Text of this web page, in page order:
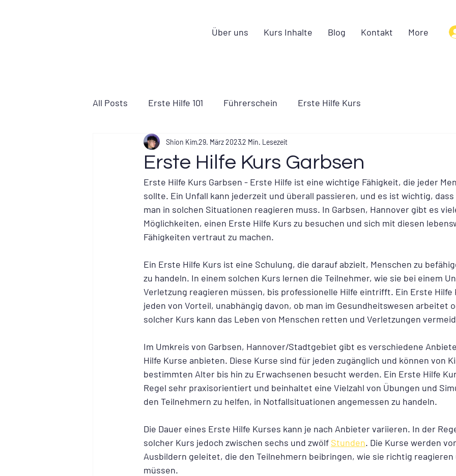
Über uns Kurs Inhalte Blog Kontakt More
All Posts Erste Hilfe 101 Führerschein Erste Hilfe Kurs
Erste Hilfe Kurs Garbsen
Shion Kim29. März 20232 Min. Lesezeit
Erste Hilfe Kurs Garbsen - Erste Hilfe ist eine wichtige Fähigkeit, die jeder
sollte. Ein Unfall kann jederzeit und überall passieren, und es ist wichtig,
man in solchen Situationen reagieren muss. In Garbsen, Hannover gibt es
Möglichkeiten, einen Erste Hilfe Kurs zu besuchen und sich mit diesen
Fähigkeiten vertraut zu machen.
Ein Erste Hilfe Kurs ist eine Schulung, die darauf abzielt, Menschen zu
zu handeln. In einem solchen Kurs lernen die Teilnehmer, wie sie bei einem
Verletzung reagieren müssen, bis professionelle Hilfe eintrifft. Ein Erste Hilfe
jeden von Vorteil, unabhängig davon, ob man im Gesundheitswesen arbeitet
solcher Kurs kann das Leben von Menschen retten und Verletzungen
Im Umkreis von Garbsen, Hannover/Stadtgebiet gibt es verschiedene
Hilfe Kurse anbieten. Diese Kurse sind für jeden zugänglich und können von
bestimmten Alter bis hin zu Erwachsenen besucht werden. Ein Erste Hilfe
Regel sehr praxisorientiert und beinhaltet eine Vielzahl von Übungen und
den Teilnehmern zu helfen, in Notfallsituationen angemessen zu handeln.
Die Dauer eines Erste Hilfe Kurses kann je nach Anbieter variieren. In der
solcher Kurs jedoch zwischen sechs und zwölf Stunden. Die Kurse werden
Ausbildern geleitet, die den Teilnehmern beibringen, wie sie richtig reagieren
müssen.